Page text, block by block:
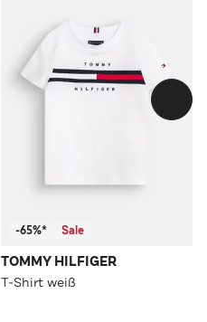
-65%* Sale
TOMMY HILFIGER
T-Shirt weiß